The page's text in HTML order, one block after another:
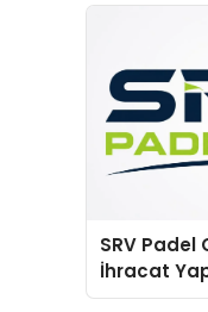
SRV Padel
İhracat
Padel